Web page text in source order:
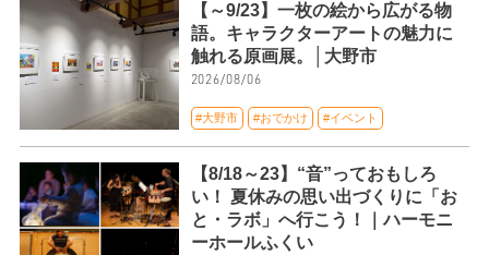
【～9/23】一枚の絵から広がる物
語。キャラクターアートの魅力に
触れる原画展。│大野市
2026/08/06
#大野市 #おでかけ #イベント
【8/18～23】“音”っておもしろ
い！ 夏休みの思い出づくりに「お
と・ラボ」へ行こう！｜ハーモニ
ーホールふくい